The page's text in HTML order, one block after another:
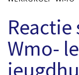
Wmo-